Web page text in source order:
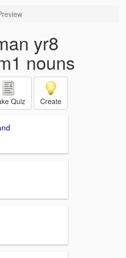
yr8
nouns
Quiz Create